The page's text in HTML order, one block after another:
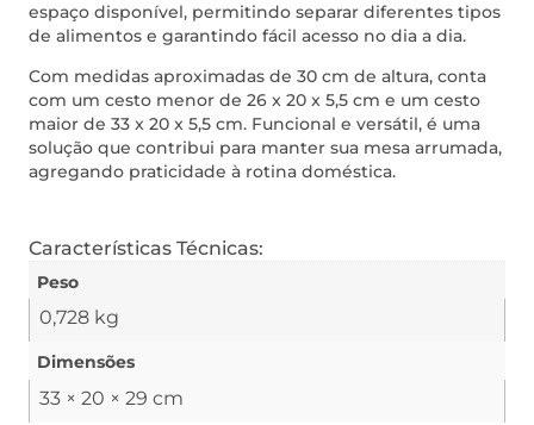
espaço disponível, permitindo separar diferentes tipos
de alimentos e garantindo fácil acesso no dia a dia.
Com medidas aproximadas de 30 cm de altura, conta
com um cesto menor de 26 x 20 x 5,5 cm e um cesto
maior de 33 x 20 x 5,5 cm. Funcional e versátil, é uma
solução que contribui para manter sua mesa arrumada,
agregando praticidade à rotina doméstica.
Características Técnicas:
Peso
0,728 kg
Dimensões
33 × 20 × 29 cm